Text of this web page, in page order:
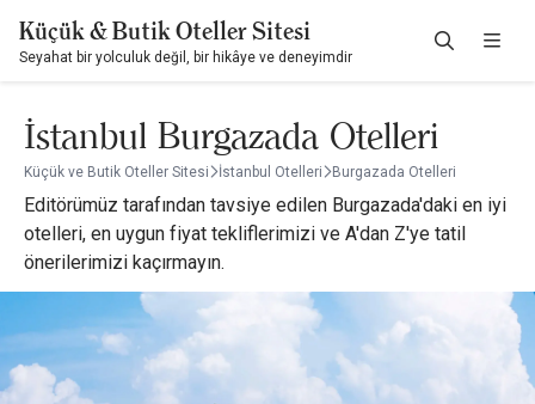
Küçük & Butik Oteller Sitesi
Seyahat bir yolculuk değil, bir hikâye ve deneyimdir
İstanbul Burgazada Otelleri
Küçük ve Butik Oteller Sitesi İstanbul Otelleri Burgazada Otelleri
Editörümüz tarafından tavsiye edilen Burgazada'daki en iyi
otelleri, en uygun fiyat tekliflerimizi ve A'dan Z'ye tatil
önerilerimizi kaçırmayın.